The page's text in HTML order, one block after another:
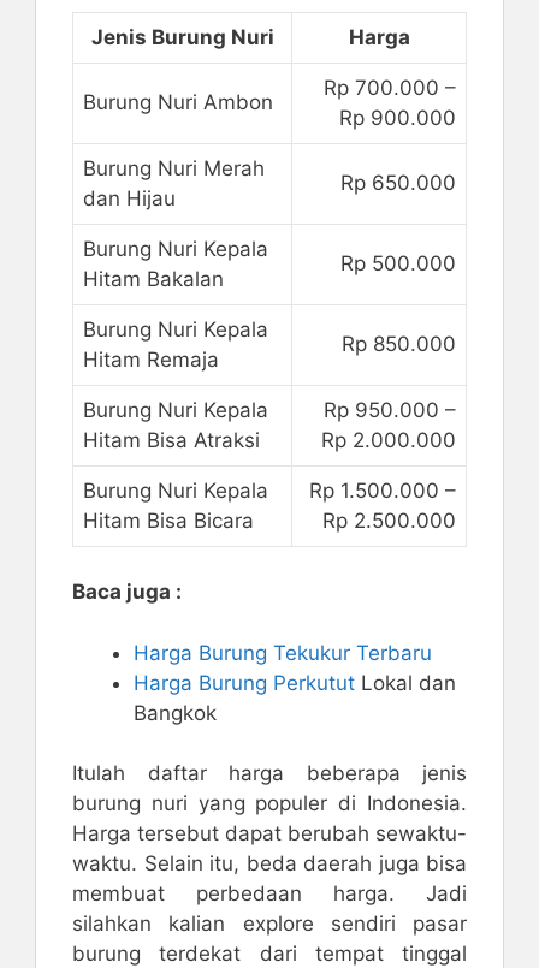
Jenis Burung Nuri Harga
Burung Nuri Ambon
Rp 700.000 –
Rp 900.000
Burung Nuri Merah
dan Hijau
Rp 650.000
Burung Nuri Kepala
Hitam Bakalan
Rp 500.000
Burung Nuri Kepala
Hitam Remaja
Rp 850.000
Burung Nuri Kepala
Hitam Bisa Atraksi
Rp 950.000 –
Rp 2.000.000
Burung Nuri Kepala
Hitam Bisa Bicara
Rp 1.500.000 –
Rp 2.500.000
Baca juga :
Harga Burung Tekukur Terbaru
Harga Burung Perkutut Lokal dan
Bangkok
Itulah daftar harga beberapa jenis
burung nuri yang populer di Indonesia.
Harga tersebut dapat berubah sewaktu-
waktu. Selain itu, beda daerah juga bisa
membuat perbedaan harga. Jadi
silahkan kalian explore sendiri pasar
burung terdekat dari tempat tinggal